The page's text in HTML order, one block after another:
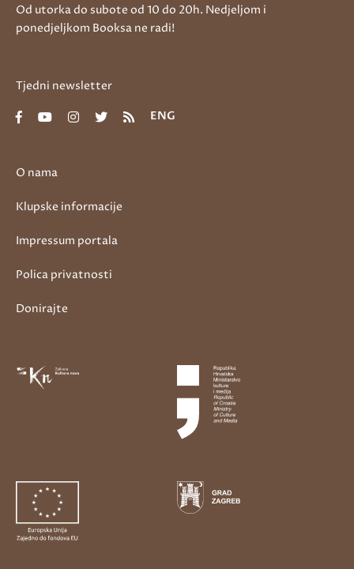
O nama
Klupske informacije
Impressum portala
Polica privatnosti
Donirajte
Od utorka do subote od 10 do 20h. Nedjeljom i
ponedjeljkom Booksa ne radi!
Tjedni newsletter
ENG